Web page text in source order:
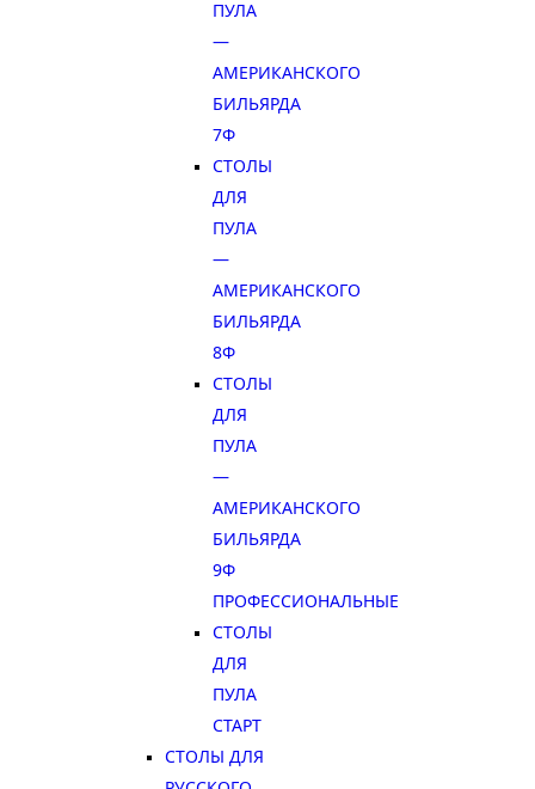
ПУЛА
—
АМЕРИКАНСКОГО
БИЛЬЯРДА
7Ф
СТОЛЫ
ДЛЯ
ПУЛА
—
АМЕРИКАНСКОГО
БИЛЬЯРДА
8Ф
СТОЛЫ
ДЛЯ
ПУЛА
—
АМЕРИКАНСКОГО
БИЛЬЯРДА
9Ф
ПРОФЕССИОНАЛЬНЫЕ
СТОЛЫ
ДЛЯ
ПУЛА
СТАРТ
СТОЛЫ ДЛЯ